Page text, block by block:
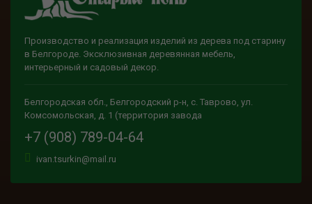
Производство и реализация изделий из дерева под старину
в Белгороде. Эксклюзивная деревянная мебель,
интерьерный и садовый декор.
Белгородская обл., Белгородский р-н, с. Таврово, ул.
Комсомольская, д. 1 (территория завода
+7 (908) 789-04-64
ivan.tsurkin@mail.ru